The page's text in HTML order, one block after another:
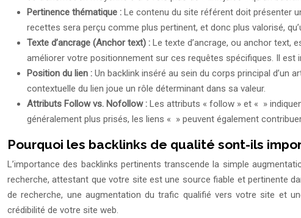
Pertinence thématique : Le contenu du site référent doit présenter
recettes sera perçu comme plus pertinent, et donc plus valorisé,
Texte d’ancrage (Anchor text) : Le texte d’ancrage, ou anchor text,
améliorer votre positionnement sur ces requêtes spécifiques. Il est
Position du lien : Un backlink inséré au sein du corps principal d’un
contextuelle du lien joue un rôle déterminant dans sa valeur.
Attributs Follow vs. Nofollow : Les attributs « follow » et « »
généralement plus prisés, les liens « » peuvent également
Pourquoi les backlinks de qualité sont-ils
L’importance des backlinks pertinents transcende la simple
recherche, attestant que votre site est une source fiable et pertinente
de recherche, une augmentation du trafic qualifié vers votre site et
crédibilité de votre site web.